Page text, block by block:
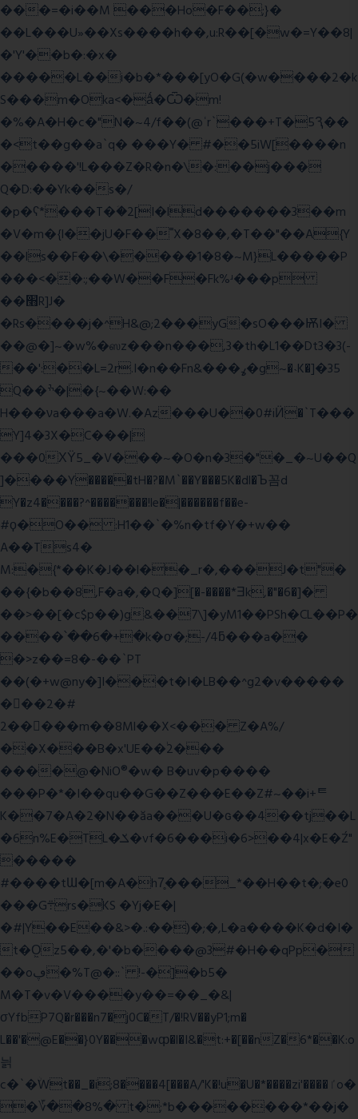
���=�i��M ���Ho�F��;}�
��L���U»��Xs����h��,u:R��[�w�=Y��8|
�'Y'��b�:�x�
�����L��i�b�*���[yO�G(�w����2�k
S���m�Oka<�ǻ�Ѿ�m!
�%�A�H�c�"N�~4/f��(@ʿr`���+T�5Ԇ��
�<t��g��a`q� ���Y� #��5iW[����n
�����'!L���Z�R�n�\�:��j���
Q�D:��Yk��s�/
�p�ʕ*���T�ؘ�2[I�ld�������3��m
�V�m�{I��jU�F��˭X�8��,�T��"��A{Y
��ls��F��\�����1�8�~M}L�����P
���<��:;��W��F�Fk%ʴ���p
��׫R]J�
�Rs����j�^H&@;2���yG�sO���ѬI�
��@�]~�w%�ஸz���n���,3�th�L1��Dt3�3(-
��':��L=2r.I�n��Fn&���ߩ�g~�˴K�]�35
Q��ׯ�|�{~��W:��
H���νa���a�W.�Az���U��0#iӤ�`T���
Y]4�3X�C���|
���0ХΫ5_�V���~�O�n�3�"�_�~U��Q
]����Y�����tH�?�M`��Y���5K�dl�Ъ꼼d
Y�z4����?^�������!le�|������f��e-
#ϙ�O�� :H1��`�%n�tf�Y�+w��
A��Ts4�
M:�{*��K�J��l��_r�,���J�t"�
��{�b��8,F�a�,�Q�][�-����*Ǝk,�"�6�]�
��>��[�c$p��)g&��7\]�yM1��PSh�CL��P�
����՝��6�+�k�ơ�;-/4ƃ���a��
�>z��=8�-��`PT
��(�+w@ny�]I���t�I�LB��^g2�v�����
��ٕ�2�#
2�����m��8Ml��X<��� Z�A%/
��X���B�x'UE��֔2���
����@�NiO®�w� B�uv�p����
���P�*�I��qu��G��Z��� E��Z#~��i+ᄐ
K��7�A�2�N��ăa���U�ɢ��4��tj��L
�6n%E�TL�ݎ�vf�6���i�6>��4|x�E�Ź"
�����
#����tƜ�[m�A�h7̥���_*��H��t�;�e0
���G܊rs�֗KS �Yj�E�|
�#|Y��E��&>�.:��)�;�,L�a����K�d�I�
t�O͖z5��,�'�b����@3#�H��qPp�
��oڥ�%T@�::` !-�]�b5�
M�T�v�V����y��=��_�&|
σYfbP7Q�r���n7�j0C�T/�!RV��yP1;m�
L��'�@E��}0Y���wȹ�l�I&�t:+�[��nZ�6*��K:o
늵
c�`�ۨWt��_�i;8����4[���A/'K�!u�U�*����zi'����ٵo�
�؆��8%� t�;*b��������*��j�